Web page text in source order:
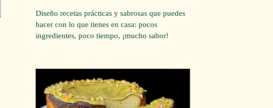
Diseño recetas prácticas y sabrosas que puedes
hacer con lo que tienes en casa: pocos
ingredientes, poco tiempo, ¡mucho sabor!